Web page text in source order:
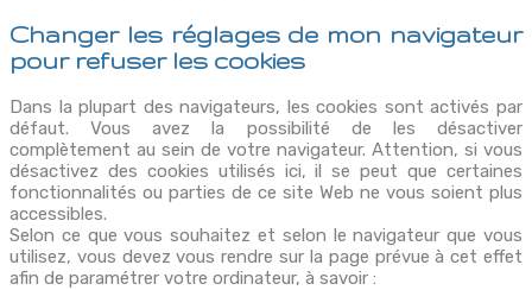
Changer les réglages de mon navigateur
pour refuser les cookies
Dans la plupart des navigateurs, les cookies sont activés par
défaut. Vous avez la possibilité de les désactiver
complètement au sein de votre navigateur. Attention, si vous
désactivez des cookies utilisés ici, il se peut que certaines
fonctionnalités ou parties de ce site Web ne vous soient plus
accessibles.
Selon ce que vous souhaitez et selon le navigateur que vous
utilisez, vous devez vous rendre sur la page prévue à cet effet
afin de paramétrer votre ordinateur, à savoir :